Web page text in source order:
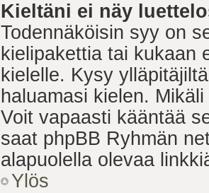
Kieltäni ei näy
Todennäköisin syy on
kielipakettia tai kukaan
kielelle. Kysy
haluamasi kielen.
Voit vapaasti kääntää
saat phpBB Ryhmän
alapuolella olevaa
Ylös